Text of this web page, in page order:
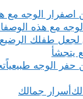
مع هذه
يتجشأ
أسرار جمالك